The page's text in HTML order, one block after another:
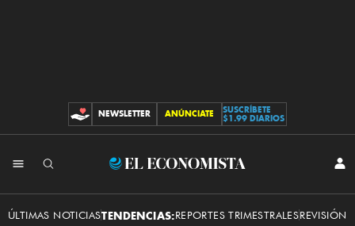
CONTRIBUCIONES
NEWSLETTER ANÚNCIATE
SUSCRÍBETE
$1.99 DIARIOS
El
ÚLTIMAS NOTICIASTENDENCIAS:REPORTES TRIMESTRALESREVISIÓN